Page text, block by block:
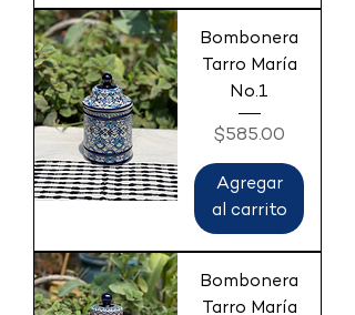
Bombonera
Tarro María
No.1
Precio
$585.00
Agregar
al carrito
Bombonera
Tarro María